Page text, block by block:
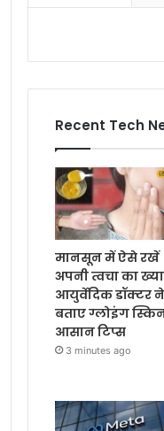
Recent Tech
मानसून में ऐसे रखें
अपनी त्वचा का
आयुर्वेदिक डॉक्टर ने
बताए ग्लोइंग
आसान टिप्स
3 minutes ago